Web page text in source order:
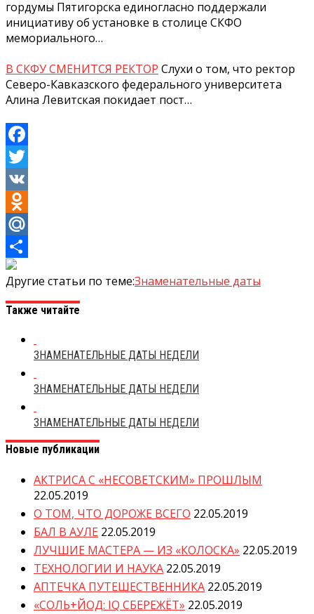
гордумы Пятигорска единогласно поддержали
инициативу об установке в столице СКФО
мемориального…
В СКФУ СМЕНИТСЯ РЕКТОР Слухи о том, что ректор
Северо-Кавказского федерального университета
Алина Левитская покидает пост…
Facebook
Twitter
VK
Odnoklassniki
Mail.Ru
Отправить
Другие статьи по теме:Знаменательные даты
Также читайте
ЗНАМЕНАТЕЛЬНЫЕ ДАТЫ НЕДЕЛИ
ЗНАМЕНАТЕЛЬНЫЕ ДАТЫ НЕДЕЛИ
ЗНАМЕНАТЕЛЬНЫЕ ДАТЫ НЕДЕЛИ
Новые публикации
АКТРИСА С «НЕСОВЕТСКИМ» ПРОШЛЫМ
22.05.2019
О ТОМ, ЧТО ДОРОЖЕ ВСЕГО 22.05.2019
БАЛ В АУЛЕ 22.05.2019
ЛУЧШИЕ МАСТЕРА — ИЗ «КОЛОСКА» 22.05.2019
ТЕХНОЛОГИИ И НАУКА 22.05.2019
АПТЕЧКА ПУТЕШЕСТВЕННИКА 22.05.2019
«СОЛЬ+ЙОД: IQ СБЕРЕЖЁТ» 22.05.2019